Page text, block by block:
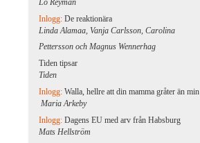
Lo Reyman
Inlogg:De reaktionära
Linda Alamaa, Vanja Carlsson, Carolina
Pettersson och Magnus Wennerhag
Tiden tipsar
Tiden
Inlogg:Walla, hellre att din mamma gråter än min
Maria Arkeby
Inlogg:Dagens EU med arv från Habsburg
Mats Hellström